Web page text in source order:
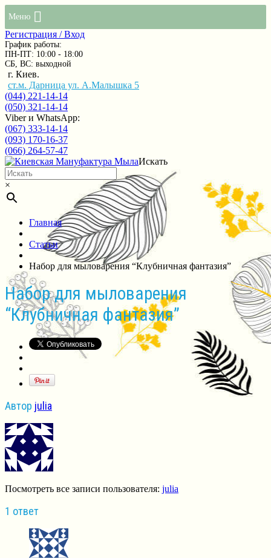
Меню
Регистрация / Вход
График работы:
ПН-ПТ: 10:00 - 18:00
СБ, ВС: выходной
г. Киев.
ст.м. Дарница ул. А.Малышка 5
(044) 221-14-14
(050) 321-14-14
Viber и WhatsApp:
(067) 333-14-14
(093) 170-16-37
(066) 264-57-47
Искать
×
Главная
Статьи
Набор для мыловарения “Клубничная фантазия”
Набор для мыловарения
“Клубничная фантазия”
Автор julia
Посмотреть все записи пользователя: julia
1 ответ